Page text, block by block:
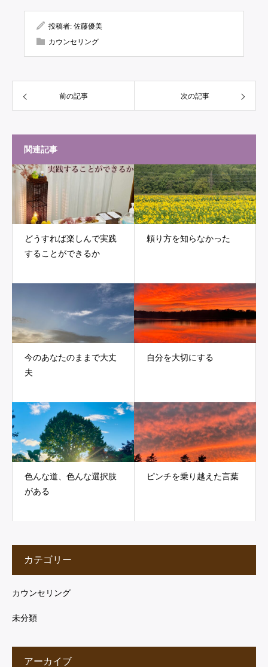
投稿者: 佐藤優美
カウンセリング
前の記事 次の記事
関連記事
どうすれば楽しんで実践
することができるか
頼り方を知らなかった
今のあなたのままで大丈
夫
自分を大切にする
色んな道、色んな選択肢
がある
ピンチを乗り越えた言葉
カテゴリー
カウンセリング
未分類
アーカイブ